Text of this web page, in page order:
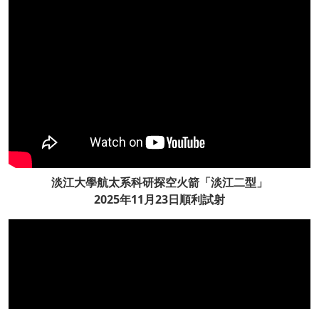
淡江大學航太系科研探空火箭「淡江二型」
2025年11月23日順利試射